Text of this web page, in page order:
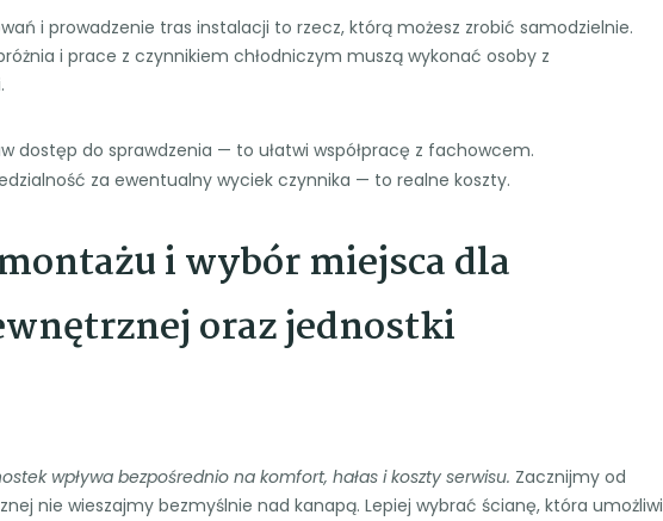
i prowadzenie tras instalacji to rzecz, którą możesz zrobić samodzielnie.
i prace z czynnikiem chłodniczym muszą wykonać osoby z
dostęp do sprawdzenia — to ułatwi współpracę z fachowcem.
za ewentualny wyciek czynnika — to realne koszty.
i wybór miejsca dla
oraz jednostki
wpływa bezpośrednio na komfort, hałas i koszty serwisu. Zacznijmy od
nie wieszajmy bezmyślnie nad kanapą. Lepiej wybrać ścianę, która umożliwi